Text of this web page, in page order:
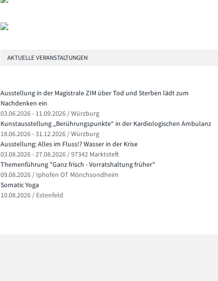
AKTUELLE VERANSTALTUNGEN
Ausstellung in der Magistrale ZIM über Tod und Sterben lädt zum
Nachdenken ein
03.06.2026 - 11.09.2026 / Würzburg
Kunstausstellung „Berührungspunkte“ in der Kardiologischen Ambulanz
18.06.2026 - 31.12.2026 / Würzburg
Ausstellung: Alles im Fluss!? Wasser in der Krise
03.08.2026 - 27.08.2026 / 97342 Marktsteft
Themenführung "Ganz frisch - Vorratshaltung früher"
09.08.2026 / Iphofen OT Mönchsondheim
Somatic Yoga
10.08.2026 / Estenfeld